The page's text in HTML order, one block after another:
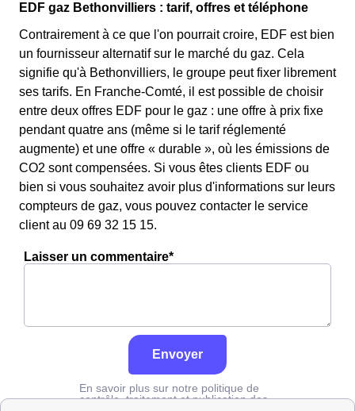
EDF gaz Bethonvilliers : tarif, offres et téléphone
Contrairement à ce que l'on pourrait croire, EDF est bien
un fournisseur alternatif sur le marché du gaz. Cela
signifie qu'à Bethonvilliers, le groupe peut fixer librement
ses tarifs. En Franche-Comté, il est possible de choisir
entre deux offres EDF pour le gaz : une offre à prix fixe
pendant quatre ans (même si le tarif réglementé
augmente) et une offre « durable », où les émissions de
CO2 sont compensées. Si vous êtes clients EDF ou
bien si vous souhaitez avoir plus d'informations sur leurs
compteurs de gaz, vous pouvez contacter le service
client au 09 69 32 15 15.
Laisser un commentaire*
Envoyer
En savoir plus sur notre politique de
contrôle, traitement et publication des